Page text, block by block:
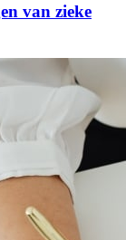
van zieke